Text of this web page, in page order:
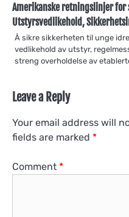
Amerikanske retningslinjer
Utstyrsvedlikehold,
Å sikre sikkerheten til unge
vedlikehold av utstyr,
streng overholdelse av
Leave a Reply
Your email address will
fields are marked *
Comment *